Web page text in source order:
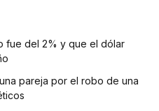
fue del 2% y que el dólar
pareja por el robo de una